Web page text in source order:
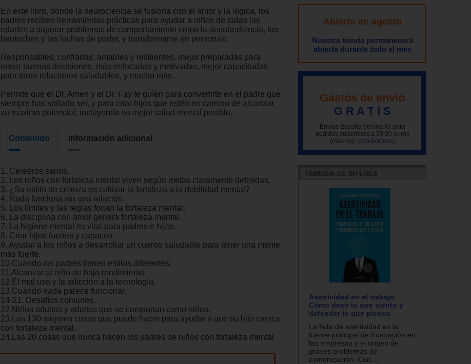
En este libro, donde la neurociencia se fusiona con el amor y la lógica, los
padres reciben herramientas prácticas para ayudar a niños de todas las
edades a superar problemas de comportamiento como la desobediencia, los
berrinches y las luchas de poder, y transformarse en personas:
Responsables, confiadas, amables y resilientes, mejor preparadas para
tomar buenas decisiones, más enfocadas y motivadas, mejor capacitadas
para tener relaciones saludables, y mucho más...
Permite que el Dr. Amen y el Dr. Fay te guíen para convertirte en el padre que
siempre has soñado ser, y para criar hijos que estén en camino de alcanzar
su máximo potencial, incluyendo su mejor salud mental posible.
Contenido Información adicional
1. Cerebros sanos.
2. Los niños con fortaleza mental viven según metas claramente definidas.
3. ¿Su estilo de crianza es cultivar la fortaleza o la debilidad mental?
4. Nada funciona sin una relación.
5. Los límites y las reglas forjan la fortaleza mental.
6. La disciplina con amor genera fortaleza mental.
7. La higiene mental es vital para padres e hijos.
8. Criar hijos fuertes y capaces.
9. Ayudar a los niños a desarrollar un cuerpo saludable para tener una mente
más fuerte.
10.Cuando los padres tienen estilos diferentes.
11.Alcanzar al niño de bajo rendimiento.
12.El mal uso y la adicción a la tecnología.
13.Cuando nada parece funcionar.
14-21. Desafíos comunes.
22.Niños adultos y adultos que se comportan como niños.
23.Las 130 mejores cosas que puede hacer para ayudar a que su hijo crezca
con fortaleza mental.
24.Las 20 cosas que nunca hacen los padres de niños con fortaleza mental.
Abierto en agosto
Nuestra tienda permanecerá
abierta durante todo el mes
Gastos de envío
G R A T I S
Envíos España península para
pedidos superiores a 59,90 euros
(más iva) (condiciones)
Asertividad en el trabajo.
Cómo decir lo que siento y
defender lo que pienso
La falta de asertividad es la
fuente principal de frustración en
las empresas y el origen de
graves problemas de
comunicación. Con...